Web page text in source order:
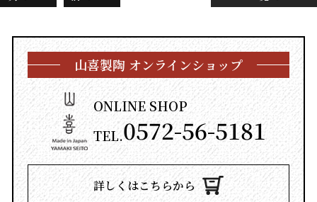
山喜製陶 オンラインショップ
ONLINE SHOP
TEL.0572-56-5181
詳しくはこちらから